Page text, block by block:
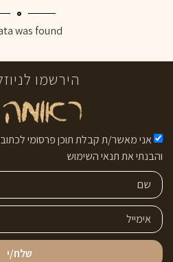
was found
הירשמו
אני מאשר/ת קבלת תוכן פרסומי
והבנתי את תנאי השימוש
שלח/י